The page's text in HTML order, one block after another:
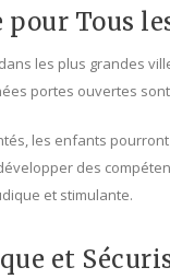
pour Tous
les plus grandes
portes ouvertes
les enfants
des
et stimulante.
et